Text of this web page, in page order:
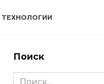
ТЕХНОЛОГИИ
Поиск
Search